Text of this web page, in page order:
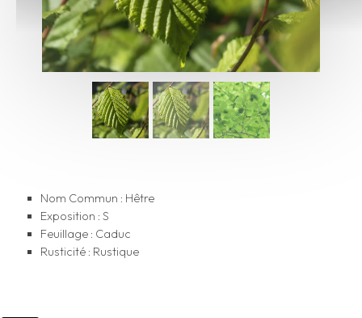
Nom Commun : Hêtre
Exposition : S
Feuillage : Caduc
Rusticité : Rustique